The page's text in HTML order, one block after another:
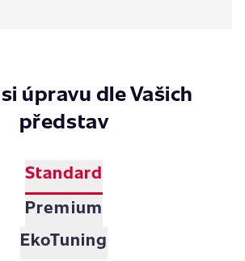
úpravu dle Vašich
představ
Standard
Premium
EkoTuning